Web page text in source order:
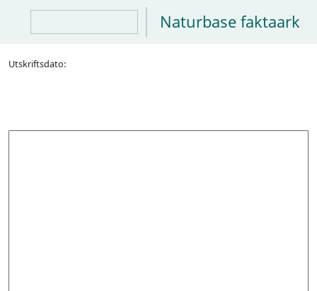
Naturbase faktaark
Utskriftsdato: